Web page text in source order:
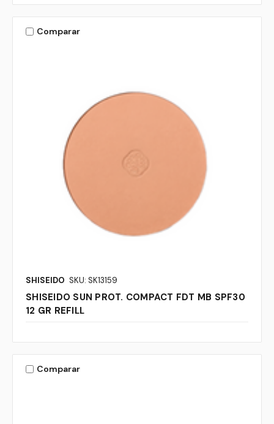
Comparar
SHISEIDO SKU: SK13159
SHISEIDO SUN PROT. COMPACT FDT MB SPF30
12 GR REFILL
Comparar